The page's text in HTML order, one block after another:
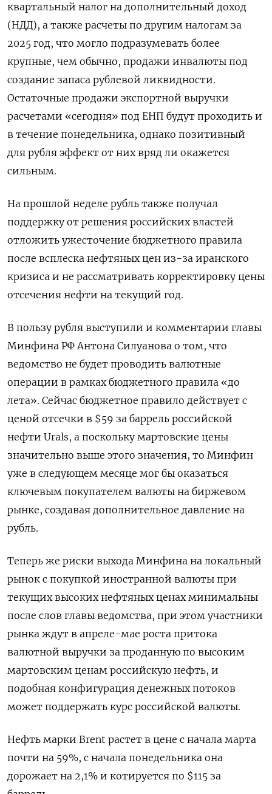
квартальный налог на дополнительный доход
(НДД), а также расчеты по другим налогам за
2025 год, что могло подразумевать ​более
крупные, чем обычно, продажи инвалюты под
создание запаса рублевой ликвидности.
Остаточные продажи экспортной выручки
расчетами «сегодня» под ЕНП будут проходить ‌и
в течение понедельника, однако позитивный
для рубля эффект от них вряд ли окажется
сильным.
На прошлой неделе рубль также получал
поддержку от решения российских властей
отложить ужесточение бюджетного правила
после всплеска нефтяных цен из-за иранского
кризиса ​и не рассматривать корректировку цены
отсечения ​нефти на текущий год.
В пользу ‌рубля выступили и комментарии главы
Минфина РФ Антона Силуанова о том, что
ведомство не будет проводить валютные
операции в рамках ​бюджетного правила «до
лета». Сейчас бюджетное правило действует с
ценой отсечки в $59 за баррель российской
нефти Urals, а поскольку мартовские цены
значительно выше этого значения, то Минфин
уже в следующем месяце мог бы оказаться
ключевым покупателем валюты на биржевом
рынке, создавая дополнительное давление на
рубль.
Теперь же риски выхода Минфина на локальный
рынок с покупкой иностранной валюты при
текущих высоких нефтяных ценах минимальны
после слов главы ведомства, при этом участники
рынка ждут в апреле-мае роста притока
валютной выручки за проданную по высоким
мартовским ценам российскую нефть, и
подобная конфигурация денежных потоков ​
может поддержать курс российской валюты.
Нефть марки Brent ⁠растет в цене с начала марта
почти на 59%, с начала понедельника она
дорожает на 2,1% и котируется по $115 за